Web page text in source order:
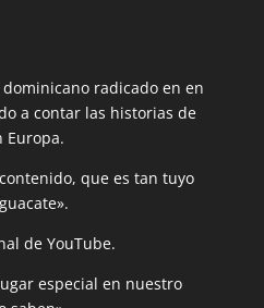
radicado en en
a contar las historias de
Europa.
que es tan tuyo
de YouTube.
especial en nuestro